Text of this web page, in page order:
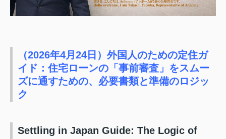
（2026年4月24日）外国人のための定住ガ
イド：住宅ローンの「事前審査」をスムー
ズに通すための、必要書類と準備のロジッ
ク
Settling in Japan Guide: The Logic of